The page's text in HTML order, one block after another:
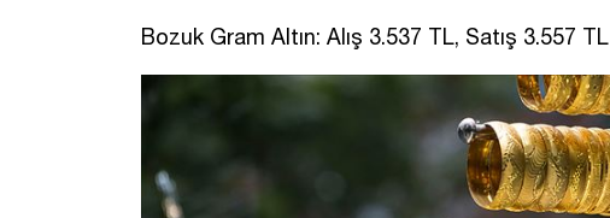
Bozuk Gram Altın: Alış 3.537 TL, Satış 3.557 TL